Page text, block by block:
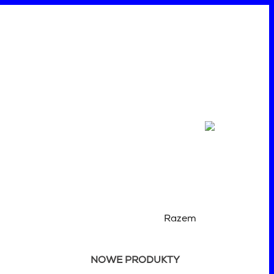
Razem
NOWE PRODUKTY